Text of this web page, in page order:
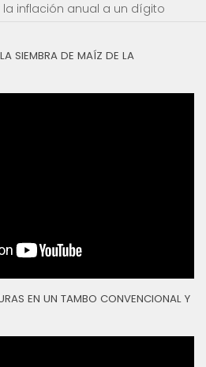
la inflación anual a un dígito
SIEMBRA DE MAÍZ DE LA
EN UN TAMBO CONVENCIONAL Y